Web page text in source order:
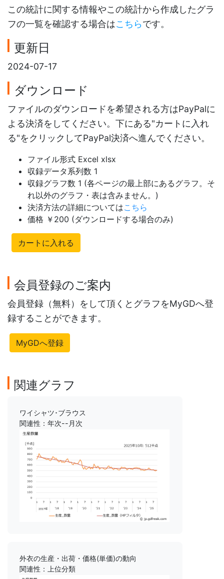
この統計に関する情報やこの統計から作成したグラ
フの一覧を確認する場合はこちらです。
更新日
2024-07-17
ダウンロード
ファイルのダウンロードを希望される方はPayPalに
よる決済をしてください。下にある"カートに入れ
る"をクリックしてPayPal決済へ進んでください。
ファイル形式 Excel xlsx
収録データ系列数 1
収録グラフ数 1 (各ページの最上部にあるグラフ。そ
れ以外のグラフ・表は含みません。)
決済方法の詳細についてはこちら
価格 ￥200 (ダウンロードする場合のみ)
カートに入れる
会員登録のご案内
会員登録（無料）をして頂くとグラフをMyGDへ登
録することができます。
MyGDへ登録
関連グラフ
ワイシャツ･ブラウス
関連性：年次--月次
外衣の生産・出荷・価格(単価)の動向
関連性：上位分類